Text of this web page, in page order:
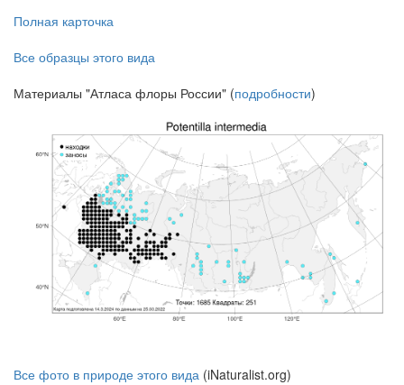
Полная карточка
Все образцы этого вида
Материалы "Атласа флоры России" (подробности)
Все фото в природе этого вида (iNaturalist.org)